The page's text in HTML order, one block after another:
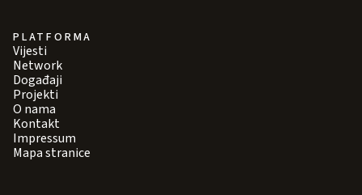
PLATFORMA
Vijesti
Network
Događaji
Projekti
O nama
Kontakt
Impressum
Mapa stranice